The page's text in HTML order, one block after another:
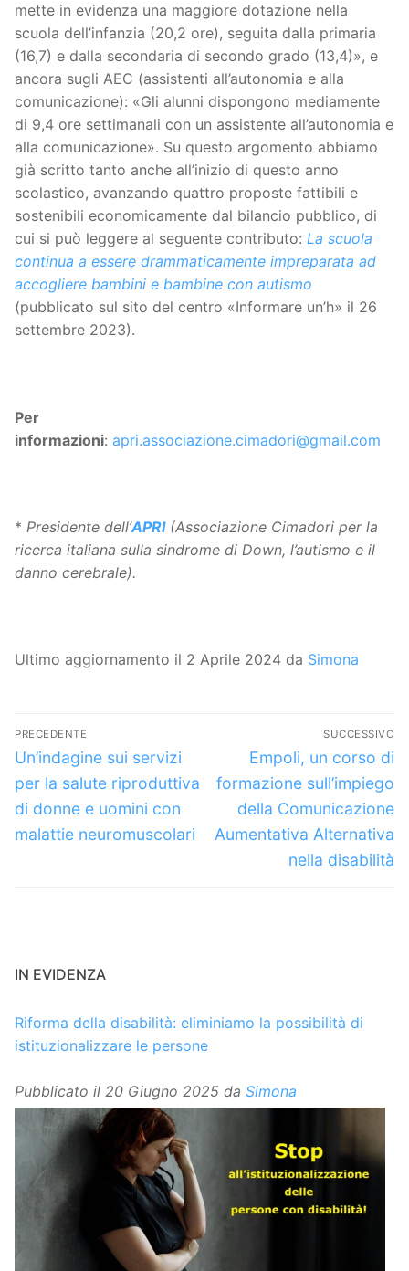
mette in evidenza una maggiore dotazione nella
scuola dell’infanzia (20,2 ore), seguita dalla primaria
(16,7) e dalla secondaria di secondo grado (13,4)», e
ancora sugli AEC (assistenti all’autonomia e alla
comunicazione): «Gli alunni dispongono mediamente
di 9,4 ore settimanali con un assistente all’autonomia e
alla comunicazione». Su questo argomento abbiamo
già scritto tanto anche all’inizio di questo anno
scolastico, avanzando quattro proposte fattibili e
sostenibili economicamente dal bilancio pubblico, di
cui si può leggere al seguente contributo: La scuola
continua a essere drammaticamente impreparata ad
accogliere bambini e bambine con autismo
(pubblicato sul sito del centro «Informare un’h» il 26
settembre 2023).
Per
informazioni: apri.associazione.cimadori@gmail.com
* Presidente dell’APRI(Associazione Cimadori per la
ricerca italiana sulla sindrome di Down, l’autismo e il
danno cerebrale).
Ultimo aggiornamento il 2 Aprile 2024 da Simona
Navigazione
articoli
PRECEDENTE
Articolo
precedente:
Un’indagine sui servizi
per la salute riproduttiva
di donne e uomini con
malattie neuromuscolari
SUCCESSIVO
Articolo
successivo:
Empoli, un corso di
formazione sull’impiego
della Comunicazione
Aumentativa Alternativa
nella disabilità
IN EVIDENZA
Riforma della disabilità: eliminiamo la possibilità di
istituzionalizzare le persone
Pubblicato il 20 Giugno 2025 da Simona